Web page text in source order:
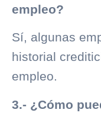
empleo?
Sí, algunas
historial
empleo.
3.- ¿Cómo